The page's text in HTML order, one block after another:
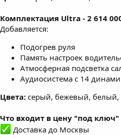
Комплектация Ultra - 2 614
Добавляется:
Подогрев руля
Память настроек
Атмосферная подсветка
Аудиосистема с 14
Цвета: серый, бежевый,
Что входит в цену "под ключ"
Доставка до Москвы